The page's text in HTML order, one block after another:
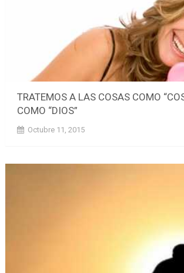
TRATEMOS A LAS COSAS COMO
COMO “DIOS”
Octubre 11, 2015